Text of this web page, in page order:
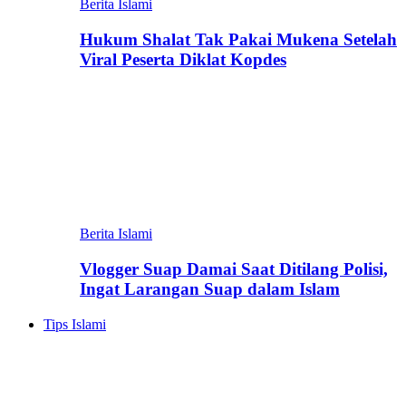
Berita Islami
Hukum Shalat Tak Pakai Mukena Setelah
Viral Peserta Diklat Kopdes
Berita Islami
Vlogger Suap Damai Saat Ditilang Polisi,
Ingat Larangan Suap dalam Islam
Tips Islami